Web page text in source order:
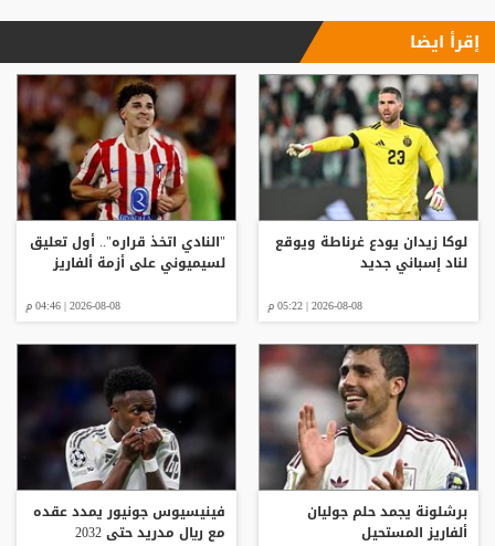
إقرأ ايضا
لوكا زيدان يودع غرناطة ويوقع
لناد إسباني جديد
2026-08-08 | 05:22 م
"النادي اتخذ قراره".. أول تعليق
لسيميوني على أزمة ألفاريز
2026-08-08 | 04:46 م
برشلونة يجمد حلم جوليان
ألفاريز المستحيل
فينيسيوس جونيور يمدد عقده
مع ريال مدريد حتى 2032